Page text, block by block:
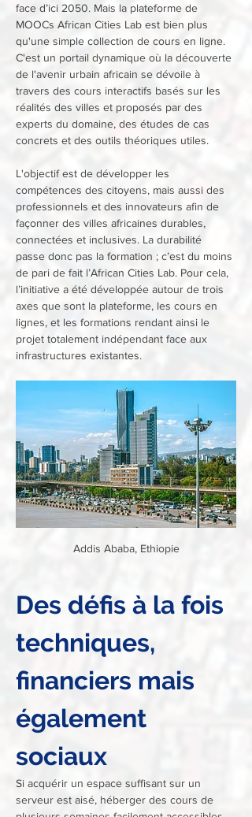
face d’ici 2050. Mais la plateforme de
MOOCs African Cities Lab est bien plus
qu'une simple collection de cours en ligne.
C'est un portail dynamique où la découverte
de l'avenir urbain africain se dévoile à
travers des cours interactifs basés sur les
réalités des villes et proposés par des
experts du domaine, des études de cas
concrets et des outils théoriques utiles.
L'objectif est de développer les
compétences des citoyens, mais aussi des
professionnels et des innovateurs afin de
façonner des villes africaines durables,
connectées et inclusives. La durabilité
passe donc pas la formation ; c’est du moins
de pari de fait l’African Cities Lab. Pour cela,
l’initiative a été développée autour de trois
axes que sont la plateforme, les cours en
lignes, et les formations rendant ainsi le
projet totalement indépendant face aux
infrastructures existantes.
Addis Ababa, Ethiopie
Des défis à la fois
techniques,
financiers mais
également
sociaux
Si acquérir un espace suffisant sur un
serveur est aisé, héberger des cours de